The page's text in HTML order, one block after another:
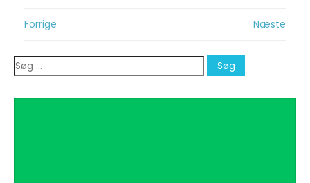
Indlægsnavigation
Forrige Næste
Søg
efter: